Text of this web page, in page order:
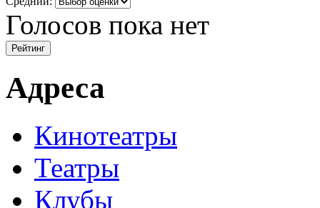
Голосов пока нет
Адреса
Кинотеатры
Театры
Клубы